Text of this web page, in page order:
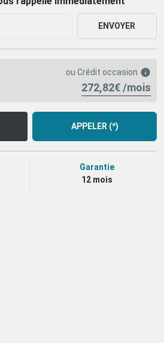
ENVOYER
ou Crédit occasion
272,82€ /mois
APPELER (*)
Garantie
12 mois